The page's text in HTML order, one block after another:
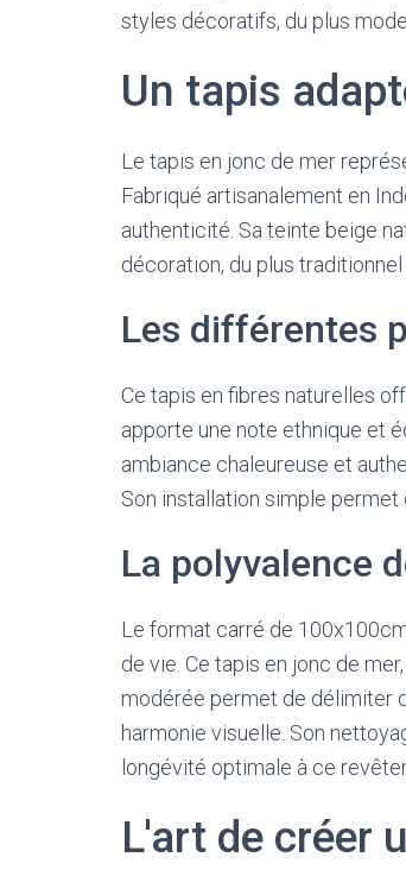
styles décoratifs, du plus
Un tapis
Le tapis en jonc de mer
Fabriqué artisanalement en
authenticité. Sa teinte beige
décoration, du plus
Les différentes
Ce tapis en fibres naturelles
apporte une note ethnique et
ambiance chaleureuse et
Son installation simple
La polyvalence
Le format carré de
de vie. Ce tapis en jonc de
modérée permet de délimiter
harmonie visuelle. Son
longévité optimale à ce
L'art de créer